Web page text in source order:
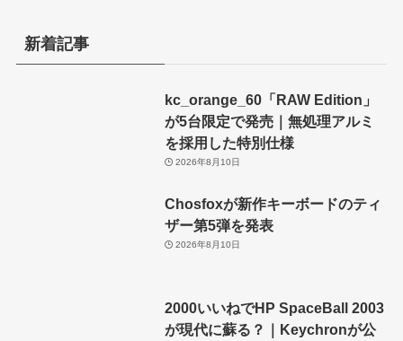
新着記事
kc_orange_60「RAW Edition」
が5台限定で発売｜無処理アルミ
を採用した特別仕様
2026年8月10日
Chosfoxが新作キーボードのティ
ザー第5弾を発表
2026年8月10日
2000いいねでHP SpaceBall 2003
が現代に蘇る？｜Keychronが公